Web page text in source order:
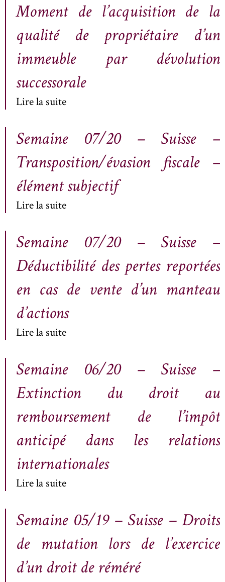
Moment de l’acquisition de la
qualité de propriétaire d’un
immeuble par dévolution
successorale
Lire la suite
Semaine 07/20 – Suisse –
Transposition/évasion fiscale –
élément subjectif
Lire la suite
Semaine 07/20 – Suisse –
Déductibilité des pertes reportées
en cas de vente d’un manteau
d’actions
Lire la suite
Semaine 06/20 – Suisse –
Extinction du droit au
remboursement de l’impôt
anticipé dans les relations
internationales
Lire la suite
Semaine 05/19 – Suisse – Droits
de mutation lors de l’exercice
d’un droit de réméré